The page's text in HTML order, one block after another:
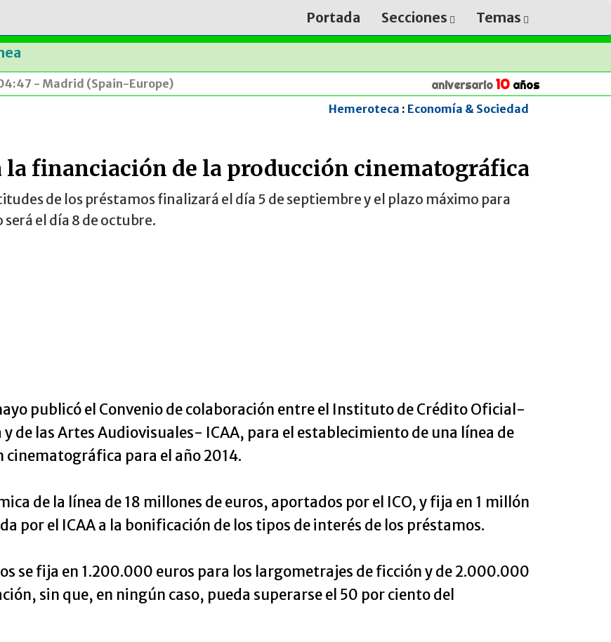
Portada Secciones Temas
- Madrid (Spain-Europe) aniversario 10 años
Hemeroteca : Economía & Sociedad
la financiación de la producción cinematográfica
de los préstamos finalizará el día 5 de septiembre y el plazo máximo para
el día 8 de octubre.
publicó el Convenio de colaboración entre el Instituto de Crédito Oficial-
de las Artes Audiovisuales- ICAA, para el establecimiento de una línea de
para el año 2014.
de la línea de 18 millones de euros, aportados por el ICO, y fija en 1 millón
por el ICAA a la bonificación de los tipos de interés de los préstamos.
se fija en 1.200.000 euros para los largometrajes de ficción y de 2.000.000
sin que, en ningún caso, pueda superarse el 50 por ciento del